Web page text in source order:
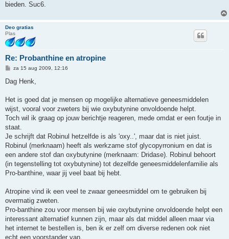
bieden. Suc6.
Deo gratias
Plas
Re: Probanthine en atropine
B
r
h
za 15 aug 2009, 12:16
Dag Henk,
Het is goed dat je mensen op mogelijke alternatieve geneesmiddelen
wijst, vooral voor zweters bij wie oxybutynine onvoldoende helpt.
Toch wil ik graag op jouw berichtje reageren, mede omdat er een foutje in
staat.
Je schrijft dat Robinul hetzelfde is als 'oxy..', maar dat is niet juist.
Robinul (merknaam) heeft als werkzame stof glycopyrronium en dat is
een andere stof dan oxybutynine (merknaam: Dridase). Robinul behoort
(in tegenstelling tot oxybutynine) tot dezelfde geneesmiddelenfamilie als
Pro-banthine, waar jij veel baat bij hebt.
Atropine vind ik een veel te zwaar geneesmiddel om te gebruiken bij
overmatig zweten.
Pro-banthine zou voor mensen bij wie oxybutynine onvoldoende helpt een
interessant alternatief kunnen zijn, maar als dat middel alleen maar via
het internet te bestellen is, ben ik er zelf om diverse redenen ook niet
echt een voorstander van.